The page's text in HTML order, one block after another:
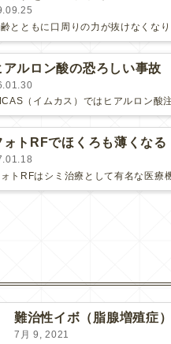
アルロン酸の恐ろしい事故
ォトRFでほくろも薄くなる
7月 9, 2021